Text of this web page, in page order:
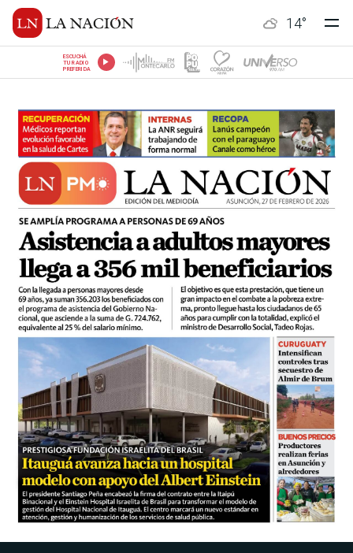
14°
ESCUCHÁ
TU RADIO
PREFERIDA